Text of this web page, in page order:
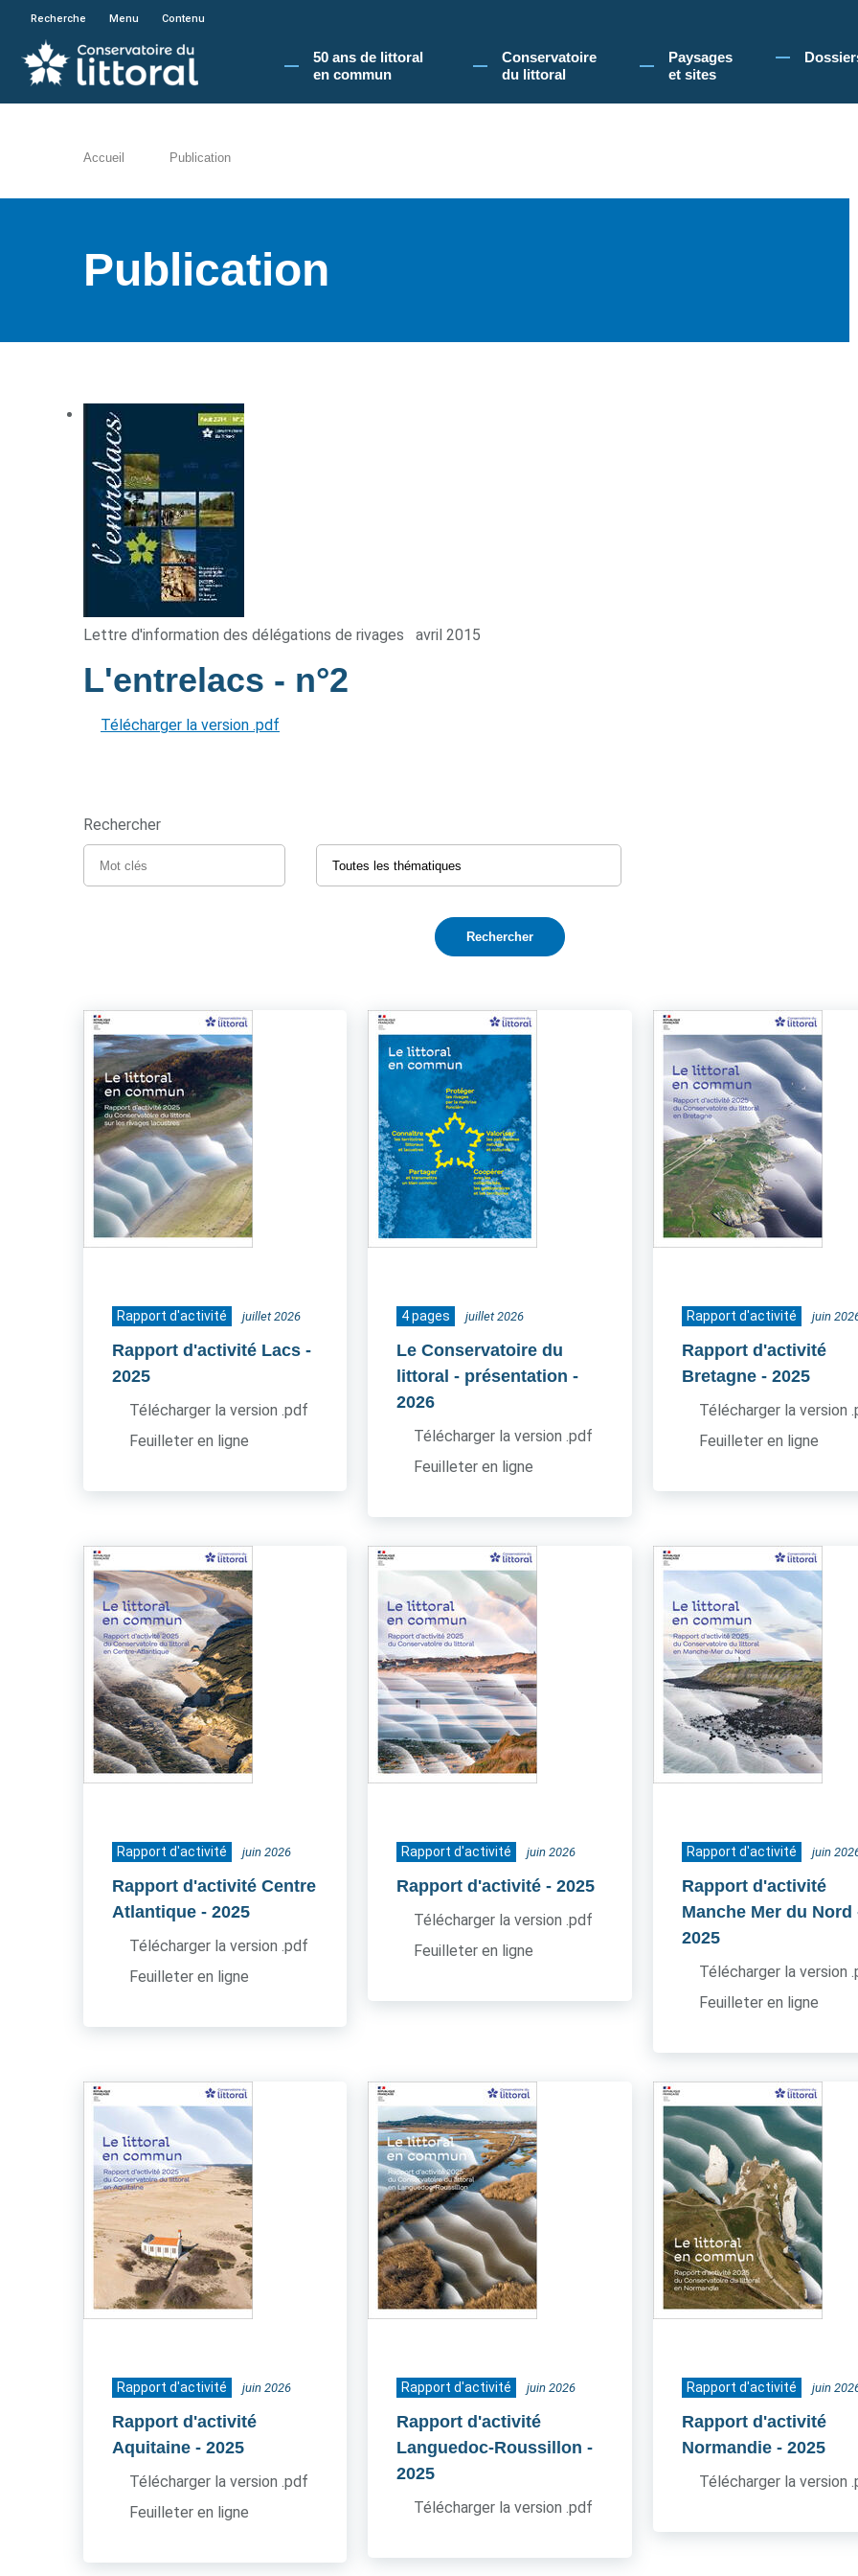
En poursuivant votre navigation sur le site du Conservatoire du littoral, vous acceptez l'utilisation de cookies pour vous
Recherche Menu Contenu
50 ans de littoral
en commun​
Conservatoire
du littoral
Paysages
et sites
Accueil Publication
Publication
Lettre d'information des délégations de rivages avril 2015
L'entrelacs - n°2
Télécharger la version .pdf
Rechercher
Rapport d'activité juillet 2026
Rapport d'activité Lacs -
2025
Télécharger la version .pdf
Feuilleter en ligne
4 pages juillet 2026
Le Conservatoire du
littoral - présentation -
2026
Télécharger la version .pdf
Feuilleter en ligne
Rapport d'activité juin
Rapport d'activité
Bretagne - 2025
Télécharger la version
Feuilleter en ligne
Rapport d'activité juin 2026
Rapport d'activité Centre
Atlantique - 2025
Télécharger la version .pdf
Feuilleter en ligne
Rapport d'activité juin 2026
Rapport d'activité - 2025
Télécharger la version .pdf
Feuilleter en ligne
Rapport d'activité juin
Rapport d'activité
Manche Mer du Nord
2025
Télécharger la version
Feuilleter en ligne
Rapport d'activité juin 2026
Rapport d'activité
Aquitaine - 2025
Télécharger la version .pdf
Feuilleter en ligne
Rapport d'activité juin 2026
Rapport d'activité
Languedoc-Roussillon -
2025
Télécharger la version .pdf
Rapport d'activité juin
Rapport d'activité
Normandie - 2025
Télécharger la version